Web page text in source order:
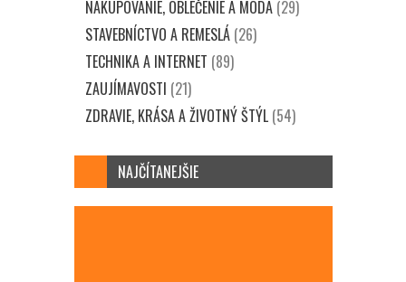
NAKUPOVANIE, OBLEČENIE A MÓDA(29)
STAVEBNÍCTVO A REMESLÁ(26)
TECHNIKA A INTERNET (89)
ZAUJÍMAVOSTI (21)
ZDRAVIE, KRÁSA A ŽIVOTNÝ ŠTÝL(54)
NAJČÍTANEJŠIE